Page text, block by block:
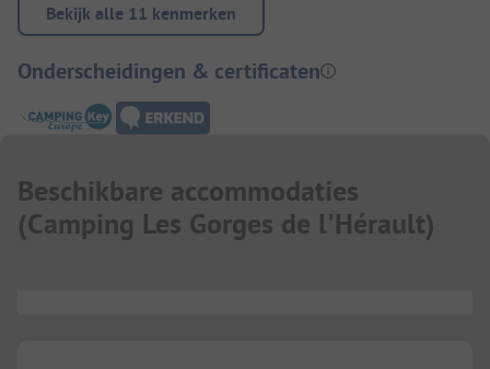
Bekijk alle 11 kenmerken
Onderscheidingen & certificaten
Beschikbare accommodaties
(Camping Les Gorges de l'Hérault)